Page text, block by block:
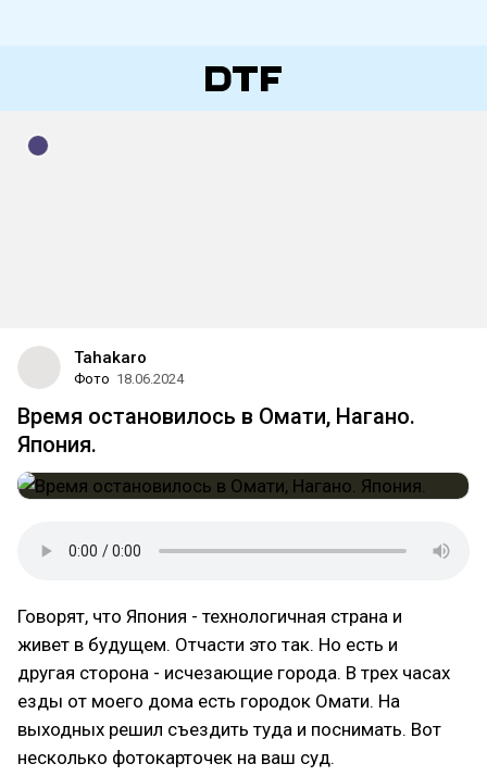
Tahakaro
Фото 18.06.2024
Время остановилось в Омати, Нагано.
Япония.
Говорят, что Япония - технологичная страна и
живет в будущем. Отчасти это так. Но есть и
другая сторона - исчезающие города. В трех часах
езды от моего дома есть городок Омати. На
выходных решил съездить туда и поснимать. Вот
несколько фотокарточек на ваш суд.